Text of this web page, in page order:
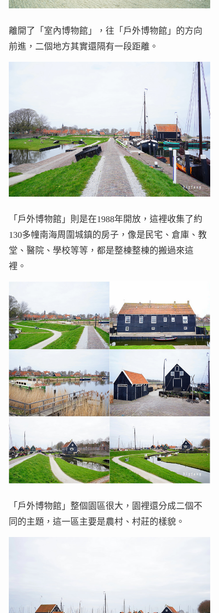
離開了「室內博物館」，往「戶外博物館」的方向
前進，二個地方其實還隔有一段距離。
「戶外博物館」則是在1988年開放，這裡收集了約
130多幢南海周圍城鎮的房子，像是民宅、倉庫、教
堂、醫院、學校等等，都是整棟整棟的搬過來這
裡。
「戶外博物館」整個園區很大，園裡還分成二個不
同的主題，這一區主要是農村、村莊的樣貌。